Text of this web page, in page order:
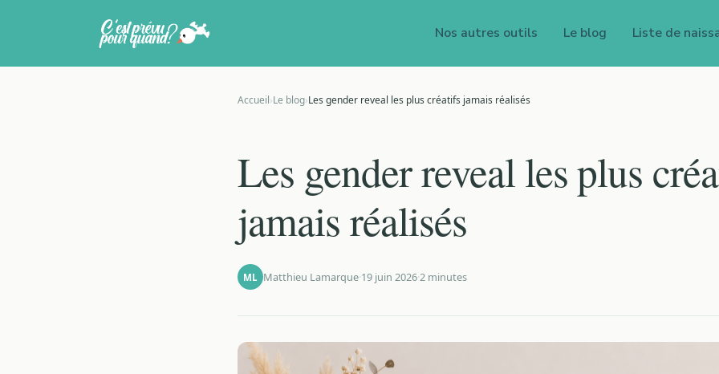
Nos autres outils Le blog Liste de
Accueil›Le blog›Les gender reveal les plus créatifs jamais réalisés
Les gender reveal les plus
jamais réalisés
ML Matthieu Lamarque·19 juin 2026·2 minutes